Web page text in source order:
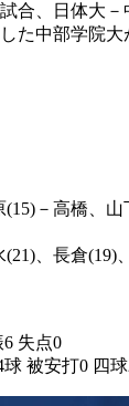
合、日体大－
た中部学院
(15)－高橋、山
、長倉(19)
失点0
被安打0 四